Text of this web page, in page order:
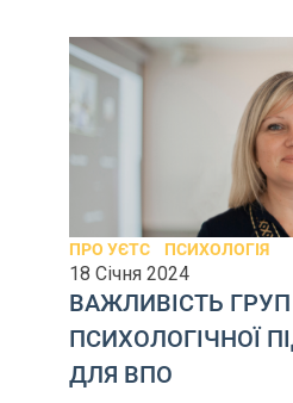
ПРО УЄТС ПСИХОЛОГІЯ
18 Січня 2024
ВАЖЛИВІСТЬ ГРУП
ПСИХОЛОГІЧНОЇ
ДЛЯ ВПО